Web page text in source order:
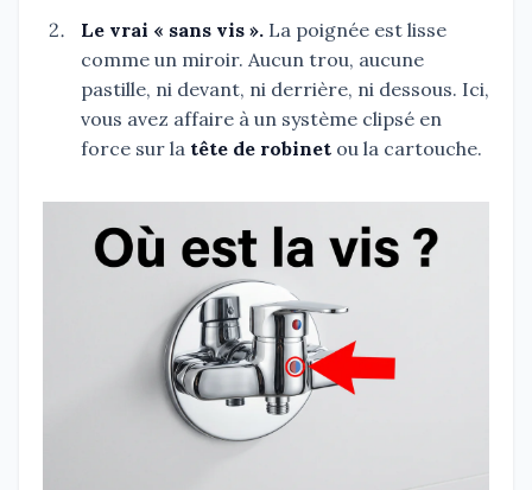
Le vrai « sans vis ». La poignée est lisse
comme un miroir. Aucun trou, aucune
pastille, ni devant, ni derrière, ni dessous. Ici,
vous avez affaire à un système clipsé en
force sur la tête de robinet ou la cartouche.